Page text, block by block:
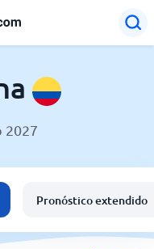
2027
Pronóstico extendido